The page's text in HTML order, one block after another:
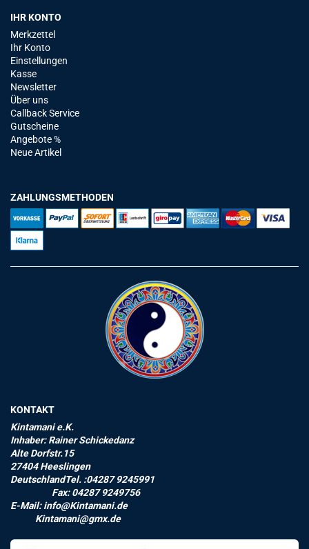
IHR KONTO
Merkzettel
Ihr Konto
Einstellungen
Kasse
Newsletter
Über uns
Callback Service
Gutscheine
Angebote %
Neue Artikel
ZAHLUNGSMETHODEN
KONTAKT
Kintamani e.K.
Inhaber: Rainer Schickedanz
Alte Dorfstr.15
27404 Heeslingen
DeutschlandTel. :04287 9245991
Fax: 04287 9249756
E-Mail: info@Kintamani.de
Kintamani@gmx.de